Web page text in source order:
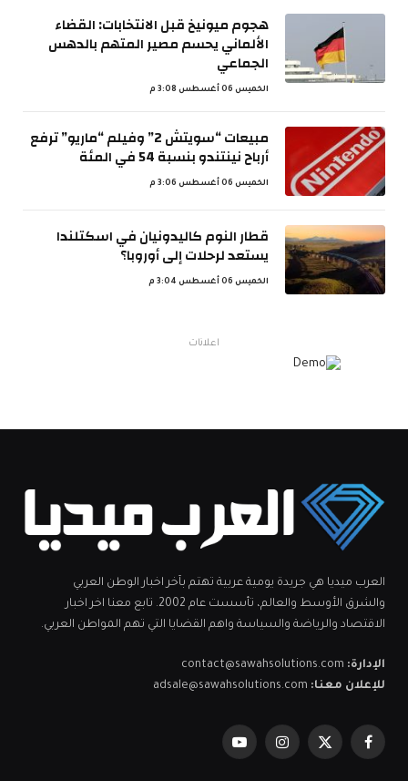
هجوم ميونيخ قبل الانتخابات: القضاء
الألماني يحسم مصير المتهم بالدهس
الجماعي
الخميس 06 أغسطس 3:08 م
مبيعات “سويتش 2” وفيلم “ماريو” ترفع
أرباح نينتندو بنسبة 54 في المئة
الخميس 06 أغسطس 3:06 م
قطار النوم كاليدونيان في اسكتلندا
يستعد لرحلات إلى أوروبا؟
الخميس 06 أغسطس 3:04 م
اعلانات
العرب ميديا هي جريدة يومية عربية تهتم بآخر اخبار الوطن العربي
والشرق الأوسط والعالم، تأسست عام 2002. تابع معنا اخر اخبار
الاقتصاد والرياضة والسياسة واهم القضايا التي تهم المواطن العربي.
الإدارة: contact@sawahsolutions.com
للإعلان معنا: adsale@sawahsolutions.com
فيسبوكX
الانستغراميوتيوب